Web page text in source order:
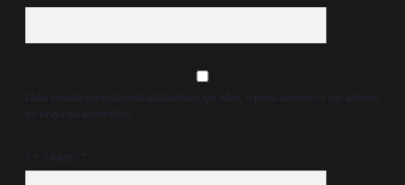
Daha sonraki yorumlarımda kullanılması için adım, e-posta adresim ve site adresim
bu tarayıcıya kaydedilsin.
5 + 3 kaçtır? *